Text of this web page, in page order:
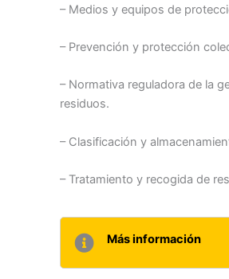
– Medios y equipos de
– Prevención y protección
– Normativa reguladora de la
residuos.
– Clasificación y
– Tratamiento y recogida de
Más información